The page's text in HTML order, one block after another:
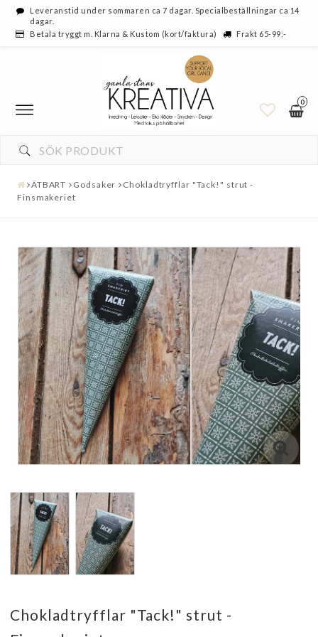
Leveranstid under sommaren ca 7 dagar. Specialbeställningar ca 14
dagar.
Betala tryggt m. Klarna & Kustom (kort/faktura)
Frakt 65-99:-
0
ÄTBART Godsaker
Chokladtryfflar "Tack!" strut -
Finsmakeriet
Chokladtryfflar "Tack!" strut -